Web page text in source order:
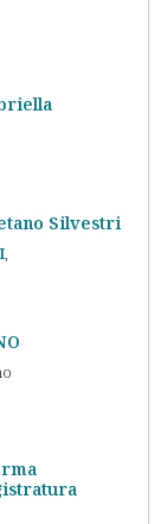
Silvestri